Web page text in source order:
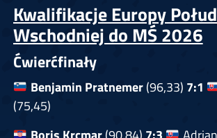
Kwalifikacje Europy
Wschodniej do MŚ 2026
Ćwierćfinały
Benjamin Pratnemer(96,33) 7:1
(75,45)